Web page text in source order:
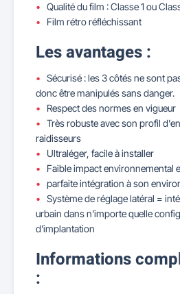
Qualité du film : Classe 1 ou
Film rétro réfléchissant
Les avantages :
Sécurisé : les 3 côtés ne sont
donc être manipulés sans danger.
Respect des normes en vigueur
Très robuste avec son profil
raidisseurs
Ultraléger, facile à installer
Faible impact environnemental
parfaite intégration à son
Système de réglage latéral =
urbain dans n'importe quelle
d'implantation
Informations
: